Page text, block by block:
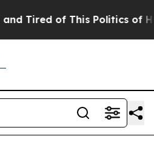
Tired of This Politics of